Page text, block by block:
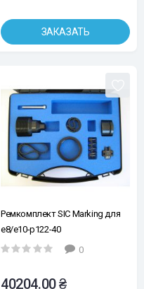
ЗАКАЗАТЬ
Ремкомплект SIC Marking для
e8/e10-p122-40
0
40204.00 ₴